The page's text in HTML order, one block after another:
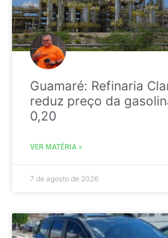
Guamaré: Refinaria
reduz preço da
0,20
VER MATÉRIA »
7 de agosto de 2026